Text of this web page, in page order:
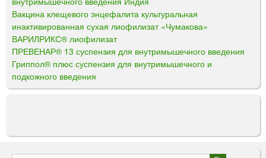
Вакцина клещевого энцефалита культуральная
инактивированная сухая лиофилизат «Чумакова»
ВАРИЛРИКС® лиофилизат
ПРЕВЕНАР® 13 суспензия для внутримышечного введения
Гриппол® плюс суспензия для внутримышечного и
подкожного введения